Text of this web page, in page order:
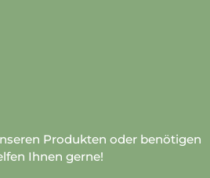
Produkten oder benötigen
Ihnen gerne!